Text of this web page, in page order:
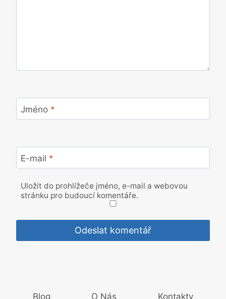
Jméno *
E-mail *
Uložit do prohlížeče jméno, e-mail a webovou
stránku pro budoucí komentáře.
Blog O Nás Kontakty